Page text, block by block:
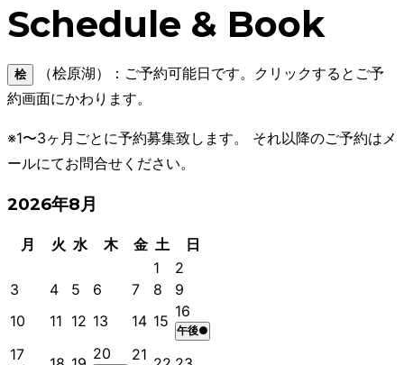
Schedule & Book
桧
（桧原湖）：ご予約可能日です。クリックするとご予
約画面にかわります。
※1〜3ヶ月ごとに予約募集致します。 それ以降のご予約はメ
ールにてお問合せください。
2026年8月
月 火 水 木 金 土
日
1
2
3
4 5 6 7 8
9
10
11 12 13 14 15
16
午後●
17
20
21